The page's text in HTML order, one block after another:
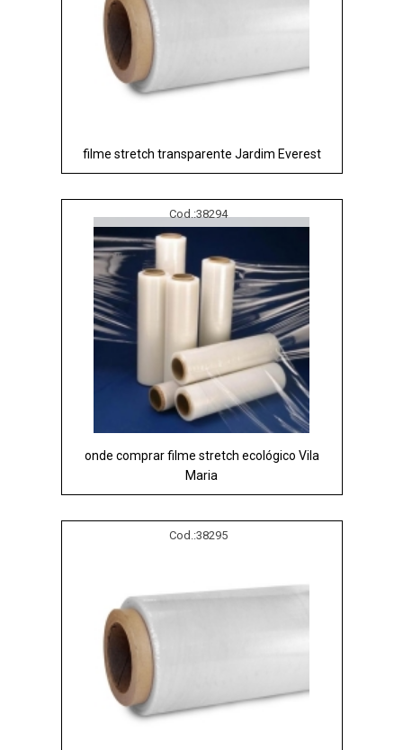
filme stretch transparente Jardim Everest
Cod.:38294
onde comprar filme stretch ecológico Vila
Maria
Cod.:38295